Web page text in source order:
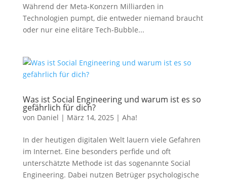
Während der Meta-Konzern Milliarden in
Technologien pumpt, die entweder niemand braucht
oder nur eine elitäre Tech-Bubble...
Was ist Social Engineering und warum ist es so
gefährlich für dich?
von Daniel | März 14, 2025 | Aha!
In der heutigen digitalen Welt lauern viele Gefahren
im Internet. Eine besonders perfide und oft
unterschätzte Methode ist das sogenannte Social
Engineering. Dabei nutzen Betrüger psychologische